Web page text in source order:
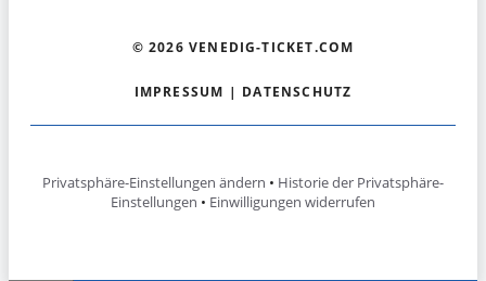
© 2026 VENEDIG-TICKET.COM
IMPRESSUM | DATENSCHUTZ
Privatsphäre-Einstellungen ändern • Historie der Privatsphäre-
Einstellungen • Einwilligungen widerrufen